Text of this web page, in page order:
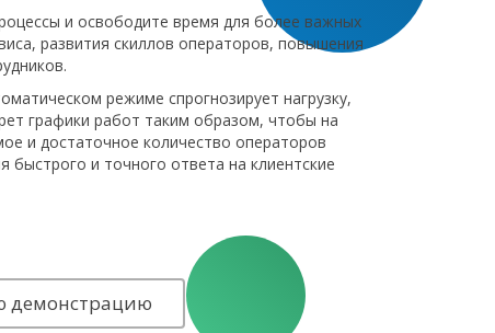
и освободите время для более важных
развития скиллов операторов, повышения
режиме спрогнозирует нагрузку,
графики работ таким образом, чтобы на
и достаточное количество операторов
быстрого и точного ответа на клиентские
демонстрацию